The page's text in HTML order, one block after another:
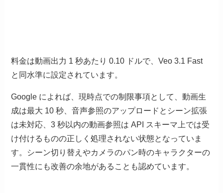
料金は動画出力 1 秒あたり 0.10 ドルで、Veo 3.1 Fast
と同水準に設定されています。
Google によれば、現時点での制限事項として、動画生
成は最大 10 秒、音声参照のアップロードとシーン拡張
は未対応、3 秒以内の動画参照は API スキーマ上では受
け付けるものの正しく処理されない状態となっていま
す。シーン切り替えやカメラのパン時のキャラクターの
一貫性にも改善の余地があることも認めています。